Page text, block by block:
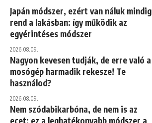
Japán módszer, ezért van náluk mindig
rend a lakásban: így működik az
egyérintéses módszer
2026.08.09.
Nagyon kevesen tudják, de erre való a
mosógép harmadik rekesze! Te
használod?
2026.08.09.
Nem szódabikarbóna, de nem is az
ecet: ez a leghatékonyabb módszer a